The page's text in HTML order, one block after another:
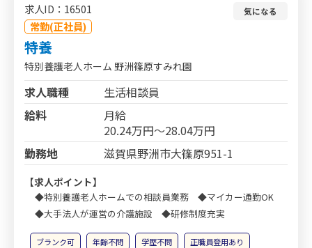
求人ID：16501
常勤(正社員)
気になる
特養
特別養護老人ホーム 野洲篠原すみれ園
求人職種
生活相談員
給料
月給
20.24万円～28.04万円
勤務地
滋賀県野洲市大篠原951-1
【求人ポイント】
◆特別養護老人ホームでの相談員業務 ◆マイカー通勤OK
◆大手法人が運営の介護施設 ◆研修制度充実
ブランク可 年齢不問 学歴不問
正職員登用あり